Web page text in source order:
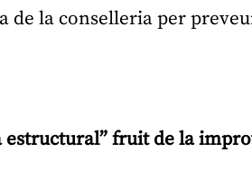
de la conselleria per
estructural” fruit de la